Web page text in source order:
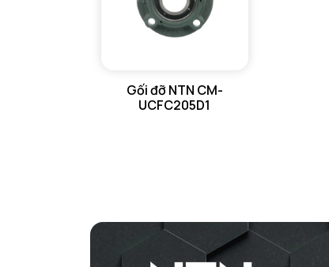
VÒNG BI CHẶN TRỤC NTN
GỐI ĐỠ NTN
Gối đỡ NTN CM-
UCFC205D1